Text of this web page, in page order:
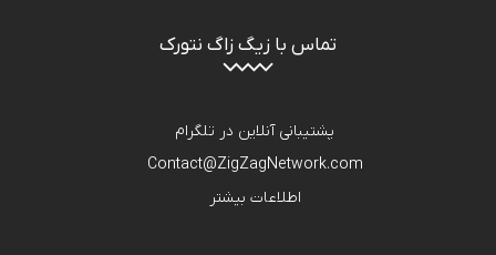
تماس با زیگ زاگ نتورک
پشتیبانی آنلاین در تلگرام
Contact@ZigZagNetwork.com
اطلاعات بیشتر